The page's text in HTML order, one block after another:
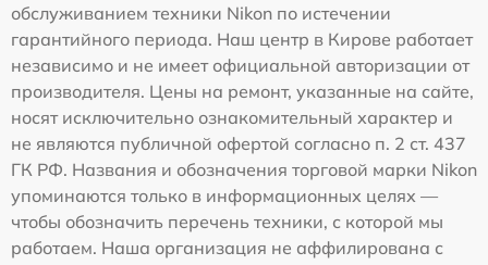
обслуживанием техники Nikon по истечении
гарантийного периода. Наш центр в Кирове работает
независимо и не имеет официальной авторизации от
производителя. Цены на ремонт, указанные на сайте,
носят исключительно ознакомительный характер и
не являются публичной офертой согласно п. 2 ст. 437
ГК РФ. Названия и обозначения торговой марки Nikon
упоминаются только в информационных целях —
чтобы обозначить перечень техники, с которой мы
работаем. Наша организация не аффилирована с